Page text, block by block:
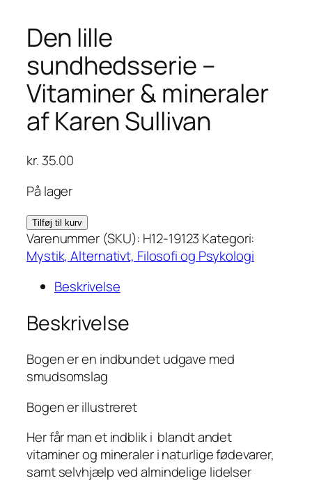
Den lille
sundhedsserie –
Vitaminer & mineraler
af Karen Sullivan
kr. 35.00
På lager
Den
lille
sundhedsserie
Vitaminer
mineraler
Karen
Sullivan
Tilføj til kurv
Varenummer (SKU): H12-19123 Kategori:
Mystik, Alternativt, Filosofi og Psykologi
Beskrivelse
Beskrivelse
Bogen er en indbundet udgave med
smudsomslag
Bogen er illustreret
Her får man et indblik i blandt andet
vitaminer og mineraler i naturlige fødevarer,
samt selvhjælp ved almindelige lidelser